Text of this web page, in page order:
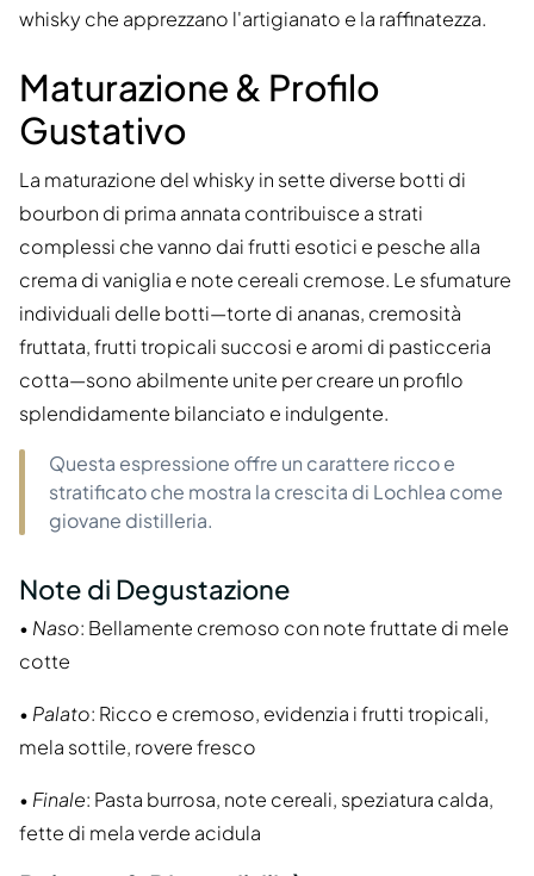
whisky che apprezzano l'artigianato e la raffinatezza.
Maturazione & Profilo
Gustativo
La maturazione del whisky in sette diverse botti di
bourbon di prima annata contribuisce a strati
complessi che vanno dai frutti esotici e pesche alla
crema di vaniglia e note cereali cremose. Le sfumature
individuali delle botti—torte di ananas, cremosità
fruttata, frutti tropicali succosi e aromi di pasticceria
cotta—sono abilmente unite per creare un profilo
splendidamente bilanciato e indulgente.
Questa espressione offre un carattere ricco e
stratificato che mostra la crescita di Lochlea come
giovane distilleria.
Note di Degustazione
• Naso: Bellamente cremoso con note fruttate di mele
cotte
• Palato: Ricco e cremoso, evidenzia i frutti tropicali,
mela sottile, rovere fresco
• Finale: Pasta burrosa, note cereali, speziatura calda,
fette di mela verde acidula